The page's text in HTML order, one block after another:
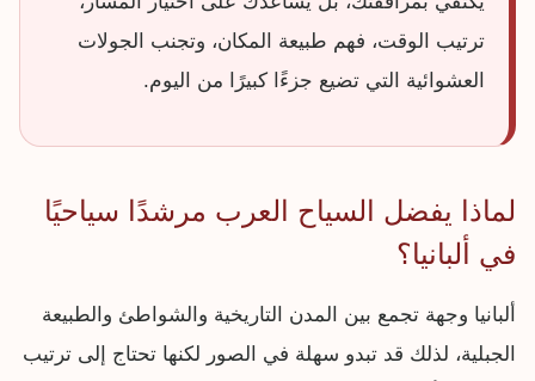
ترتيب الوقت، فهم طبيعة المكان، وتجنب الجولات
العشوائية التي تضيع جزءًا كبيرًا من اليوم.
لماذا يفضل السياح العرب مرشدًا سياحيًا
في ألبانيا؟
ألبانيا وجهة تجمع بين المدن التاريخية والشواطئ والطبيعة
الجبلية، لذلك قد تبدو سهلة في الصور لكنها تحتاج إلى ترتيب